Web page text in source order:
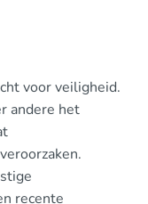
voor veiligheid.
andere het
recente